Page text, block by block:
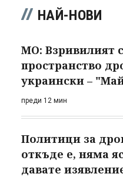
НАЙ-НОВИ
МО: Взривилият
пространство
украински –
преди 12 мин
Политици за
откъде е, няма
давате